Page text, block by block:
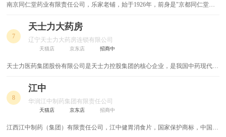
南京同仁堂药业有限责任公司，乐家老铺，始于1926年，前身是"京都同仁堂乐
品质国医馆。
7
天士力大药房
辽宁天士力大药房连锁有限公司
天猫店 京东店 招商中
​天士力医药集团股份有限公司是天士力控股集团的核心企业，是我国中药现代化
8
江中
华润江中制药集团有限责任公司
天猫店 京东店 招商中
江西江中制药（集团）有限责任公司，江中健胃消食片，国家保护商标，中国最